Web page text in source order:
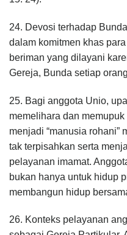
24. Devosi terhadap
dalam komitmen khas
beriman yang dilayani
Gereja, Bunda setiap
25. Bagi anggota Unio,
memelihara dan
menjadi “manusia rohani”
tak terpisahkan serta
pelayanan imamat.
bukan hanya untuk hidup
membangun hidup
26. Konteks pelayanan